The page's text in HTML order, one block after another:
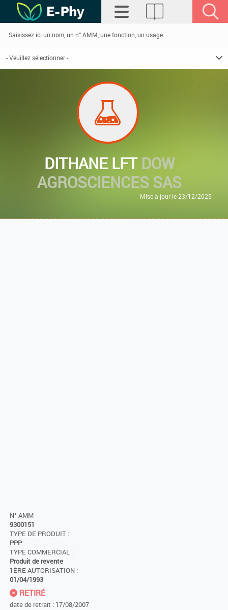
DITHANE LFTDOW
AGROSCIENCES SAS
Mise à jour le 23/12/2025
N° AMM
9300151
TYPE DE PRODUIT :
PPP
TYPE COMMERCIAL :
Produit de revente
1ÈRE AUTORISATION :
01/04/1993
RETIRÉ
date de retrait : 17/08/2007